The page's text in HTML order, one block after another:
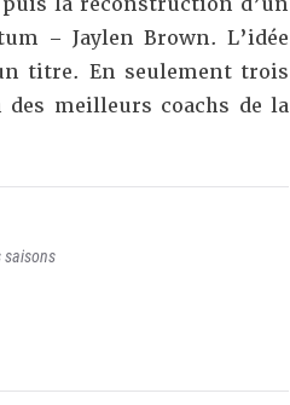
saisons
– Jaylen Brown. L’idée
titre. En seulement trois
des meilleurs coachs de la